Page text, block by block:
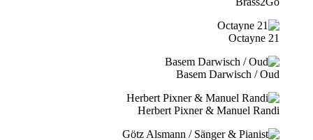
21 Octayne
Basem Darwisch / Oud
Herbert Pixner & Manuel Randi